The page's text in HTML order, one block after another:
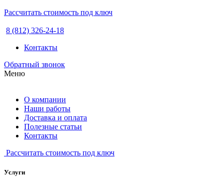
Рассчитать стоимость под ключ
8 (812) 326-24-18
Контакты
Обратный звонок
Меню
О компании
Наши работы
Доставка и оплата
Полезные статьи
Контакты
Рассчитать стоимость под ключ
Услуги